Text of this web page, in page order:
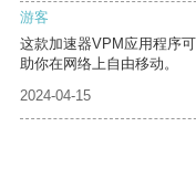
游客
这款加速器VPM应用程序
助你在网络上自由移动。
2024-04-15